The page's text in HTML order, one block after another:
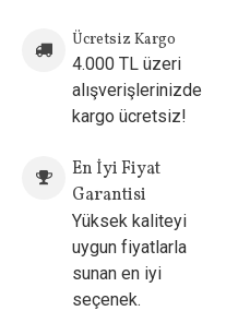
Ücretsiz Kargo
4.000 TL üzeri
alışverişlerinizde
kargo ücretsiz!
En İyi Fiyat
Garantisi
Yüksek kaliteyi
uygun fiyatlarla
sunan en iyi
seçenek.